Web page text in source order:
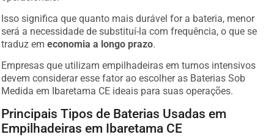
Isso significa que quanto mais durável for a bateria, menor
será a necessidade de substituí-la com frequência, o que se
traduz em economia a longo prazo
Empresas que utilizam empilhadeiras em turnos intensivos
devem considerar esse fator ao escolher as Baterias Sob
Medida em Ibaretama CE ideais para suas operações.
Principais Tipos de Baterias Usadas em
Empilhadeiras em Ibaretama CE